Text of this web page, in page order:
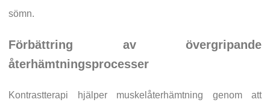
sömn.
Förbättring av övergripande
återhämtningsprocesser
Kontrastterapi hjälper muskelåterhämtning genom att